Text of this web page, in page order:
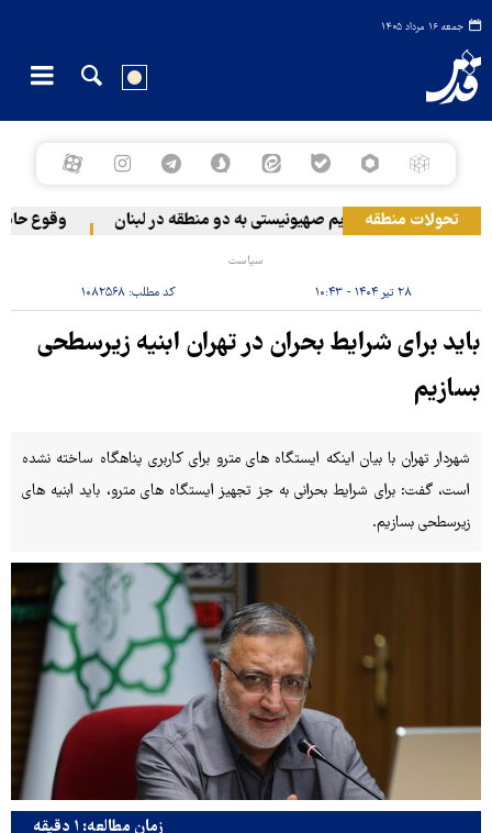
جمعه ۱۶ مرداد ۱۴۰۵
تحولات منطقهحمله رژیم صهیونیستی به دو منطقه در لبنان وقوع
سیاست
۲۸ تیر ۱۴۰۴ - ۱۰:۴۳ کد مطلب: ۱۰۸۲۵۶۸
باید برای شرایط بحران در تهران ابنیه زیرسطحی
بسازیم
شهردار تهران با بیان اینکه ایستگاه های مترو برای کاربری پناهگاه ساخته نشده
است، گفت: برای شرایط بحرانی به جز تجهیز ایستگاه های مترو، باید ابنیه های
زیرسطحی بسازیم.
زمان مطالعه: ۱ دقیقه